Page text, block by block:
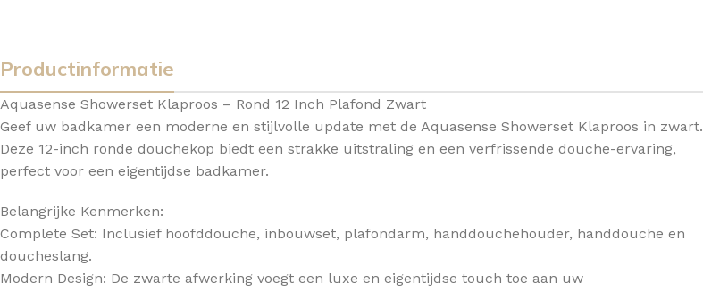
Productinformatie
Aquasense Showerset Klaproos – Rond 12 Inch Plafond Zwart
Geef uw badkamer een moderne en stijlvolle update met de Aquasense Showerset Klaproos in zwart.
Deze 12-inch ronde douchekop biedt een strakke uitstraling en een verfrissende douche-ervaring,
perfect voor een eigentijdse badkamer.
Belangrijke Kenmerken:
Complete Set: Inclusief hoofddouche, inbouwset, plafondarm, handdouchehouder, handdouche en
doucheslang.
Modern Design: De zwarte afwerking voegt een luxe en eigentijdse touch toe aan uw